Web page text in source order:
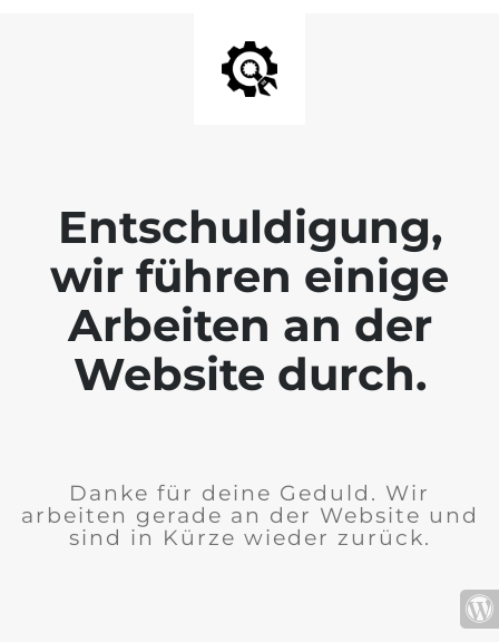
Entschuldigung,
wir führen einige
Arbeiten an der
Website durch.
Danke für deine Geduld. Wir
arbeiten gerade an der Website und
sind in Kürze wieder zurück.